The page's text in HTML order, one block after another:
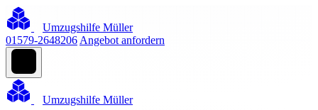
Umzugshilfe Müller
01579-2648206 Angebot anfordern
Umzugshilfe Müller